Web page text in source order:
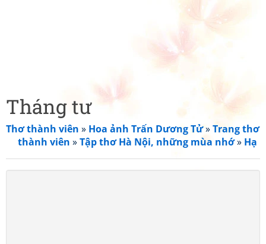
Tháng tư
Thơ thành viên » Hoa ảnh Trấn Dương Tử»Trang thơ
thành viên »Tập thơ Hà Nội, những mùa nhớ» Hạ